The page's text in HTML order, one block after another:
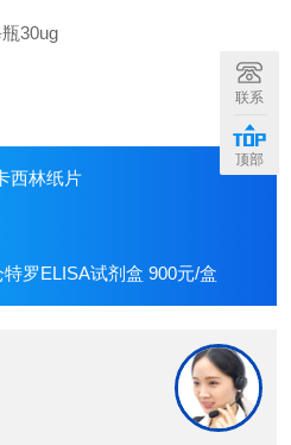
30ug
西林纸片
罗ELISA试剂盒 900元/盒
联系
顶部